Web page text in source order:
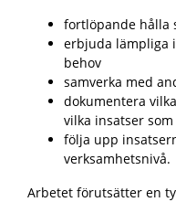
fortlöpande hålla
erbjuda lämpliga
behov
samverka med
dokumentera
vilka insatser som
följa upp
verksamhetsnivå.
Arbetet förutsätter en